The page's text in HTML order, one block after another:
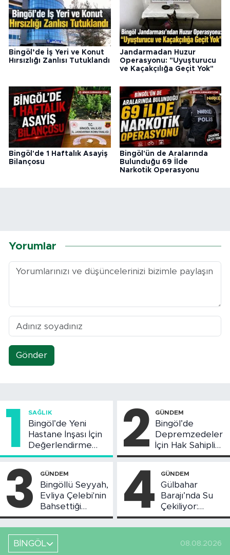
Bingöl’de İş Yeri ve Konut
Hırsızlığı Zanlısı Tutuklandı
Jandarmadan Huzur
Operasyonu: "Uyuşturucu
ve Kaçakçılığa Geçit Yok"
Bingöl'de 1 Haftalık Asayiş
Bilançosu
Bingöl'ün de Aralarında
Bulunduğu 69 İlde
Narkotik Operasyonu
Yorumlar
Gönder
1 SAĞLIK
Bingöl’de Yeni
Hastane İnşası İçin
Değerlendirme
Toplantısı Yapıldı
2 GÜNDEM
Bingöl’de
Depremzedeler
İçin Hak Sahipliği
Askı Süreci
3 GÜNDEM
Bingöllü Seyyah,
Evliya Çelebi'nin
Bahsettiği
Bingöl'deki O
Yeri Görüntüledi
4 GÜNDEM
Gülbahar
Barajı’nda Su
Çekiliyor:
Piknikçi Sayısı
Azaldı
BİNGÖL
08.08.2026